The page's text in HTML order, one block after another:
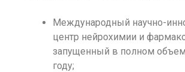
Международный научно-
центр нейрохимии и
запущенный в полном
году;